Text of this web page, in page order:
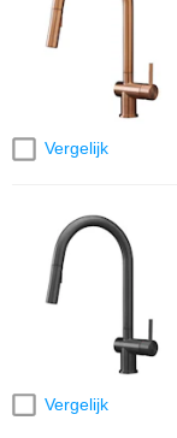
Vergelijk
Vergelijk